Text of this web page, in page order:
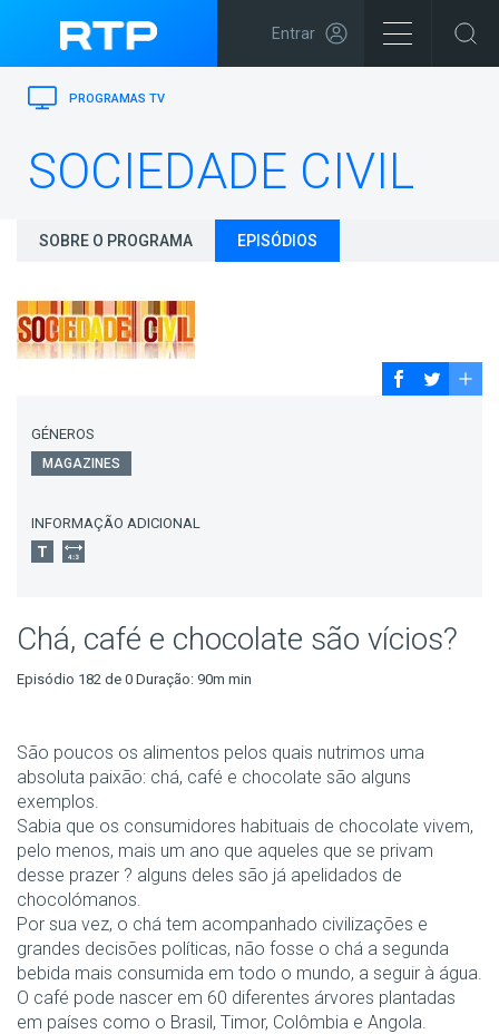
Entrar
PROGRAMAS TV
SOCIEDADE CIVIL
SOBRE O PROGRAMA EPISÓDIOS
GÉNEROS
MAGAZINES
INFORMAÇÃO ADICIONAL
Chá, café e chocolate são vícios?
Episódio 182 de 0 Duração: 90m min
São poucos os alimentos pelos quais nutrimos uma
absoluta paixão: chá, café e chocolate são alguns
exemplos.
Sabia que os consumidores habituais de chocolate vivem,
pelo menos, mais um ano que aqueles que se privam
desse prazer ? alguns deles são já apelidados de
chocolómanos.
Por sua vez, o chá tem acompanhado civilizações e
grandes decisões políticas, não fosse o chá a segunda
bebida mais consumida em todo o mundo, a seguir à água.
O café pode nascer em 60 diferentes árvores plantadas
em países como o Brasil, Timor, Colômbia e Angola.